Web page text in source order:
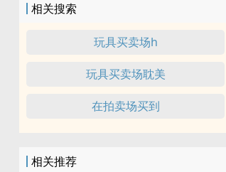
相关搜索
玩具买卖场h
玩具买卖场耽美
在拍卖场买到
相关推荐